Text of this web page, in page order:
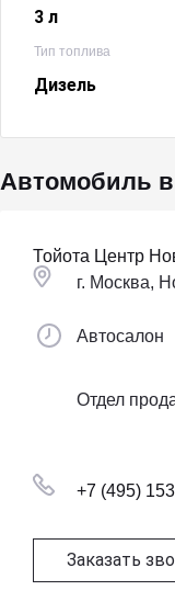
3 л
Тип топлива
Дизель
Автомобиль
Тойота Центр
г. Москва,
Автосалон
Отдел
+7 (495)
Заказать